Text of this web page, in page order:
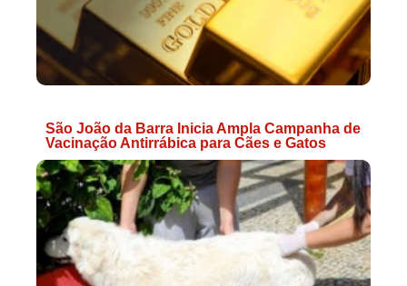
São João da Barra Inicia Ampla Campanha de
Vacinação Antirrábica para Cães e Gatos